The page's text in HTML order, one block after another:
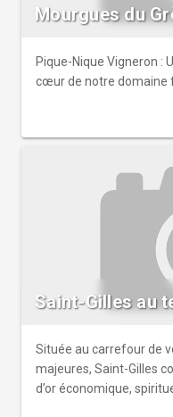
Mourgues du
Pique-Nique Vigneron :
cœur de notre domaine
Saint-Gilles au
Située au carrefour de
majeures, Saint-Gilles
d’or économique,